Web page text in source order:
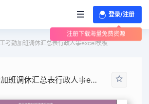
登录/注册
注册下载海量免费资源
考勤加班调休汇总表行政人事excel模板
员工考勤加班调休汇总表行政人事excel模板